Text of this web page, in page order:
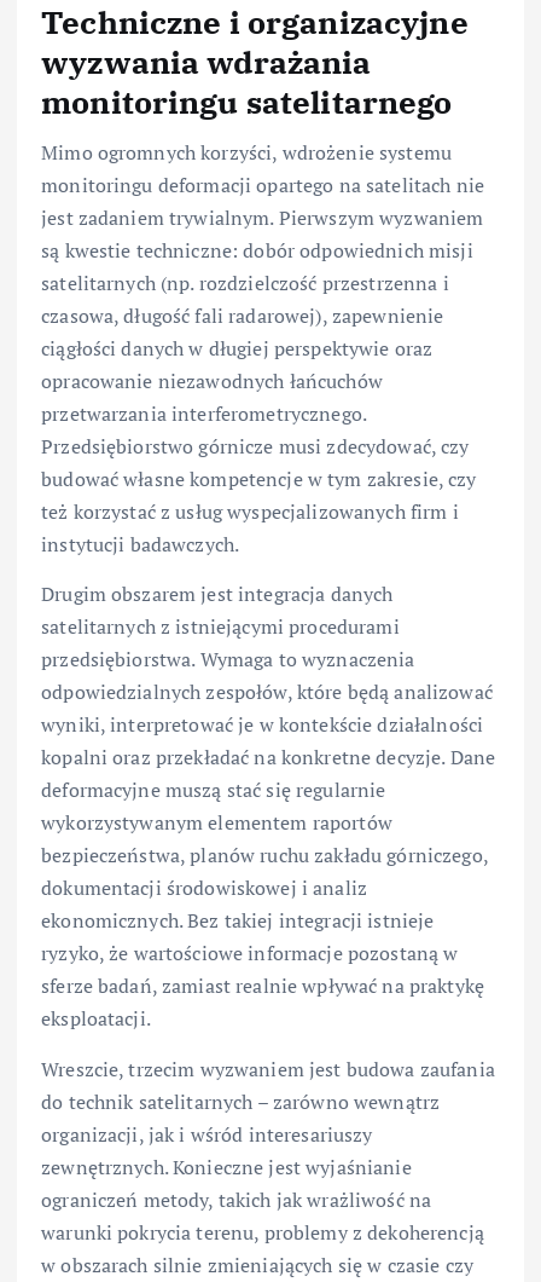
Techniczne i organizacyjne
wyzwania wdrażania
monitoringu satelitarnego
Mimo ogromnych korzyści, wdrożenie systemu
monitoringu deformacji opartego na satelitach nie
jest zadaniem trywialnym. Pierwszym wyzwaniem
są kwestie techniczne: dobór odpowiednich misji
satelitarnych (np. rozdzielczość przestrzenna i
czasowa, długość fali radarowej), zapewnienie
ciągłości danych w długiej perspektywie oraz
opracowanie niezawodnych łańcuchów
przetwarzania interferometrycznego.
Przedsiębiorstwo górnicze musi zdecydować, czy
budować własne kompetencje w tym zakresie, czy
też korzystać z usług wyspecjalizowanych firm i
instytucji badawczych.
Drugim obszarem jest integracja danych
satelitarnych z istniejącymi procedurami
przedsiębiorstwa. Wymaga to wyznaczenia
odpowiedzialnych zespołów, które będą analizować
wyniki, interpretować je w kontekście działalności
kopalni oraz przekładać na konkretne decyzje. Dane
deformacyjne muszą stać się regularnie
wykorzystywanym elementem raportów
bezpieczeństwa, planów ruchu zakładu górniczego,
dokumentacji środowiskowej i analiz
ekonomicznych. Bez takiej integracji istnieje
ryzyko, że wartościowe informacje pozostaną w
sferze badań, zamiast realnie wpływać na praktykę
eksploatacji.
Wreszcie, trzecim wyzwaniem jest budowa zaufania
do technik satelitarnych – zarówno wewnątrz
organizacji, jak i wśród interesariuszy
zewnętrznych. Konieczne jest wyjaśnianie
ograniczeń metody, takich jak wrażliwość na
warunki pokrycia terenu, problemy z dekoherencją
w obszarach silnie zmieniających się w czasie czy